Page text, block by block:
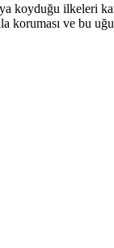
koyduğu ilkeleri
koruması ve bu